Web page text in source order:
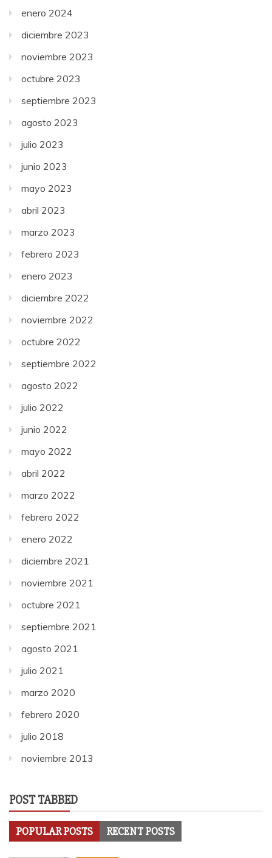
enero 2024
diciembre 2023
noviembre 2023
octubre 2023
septiembre 2023
agosto 2023
julio 2023
junio 2023
mayo 2023
abril 2023
marzo 2023
febrero 2023
enero 2023
diciembre 2022
noviembre 2022
octubre 2022
septiembre 2022
agosto 2022
julio 2022
junio 2022
mayo 2022
abril 2022
marzo 2022
febrero 2022
enero 2022
diciembre 2021
noviembre 2021
octubre 2021
septiembre 2021
agosto 2021
julio 2021
marzo 2020
febrero 2020
julio 2018
noviembre 2013
POST TABBED
POPULAR POSTS RECENT POSTS